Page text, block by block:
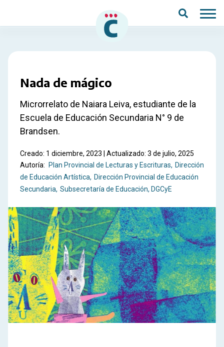
Nada de mágico
Microrrelato de Naiara Leiva, estudiante de la
Escuela de Educación Secundaria N° 9 de
Brandsen.
Creado: 1 diciembre, 2023 | Actualizado: 3 de julio, 2025
Autoría:
Plan Provincial de Lecturas y Escrituras
Dirección
de Educación Artística
Dirección Provincial de Educación
Secundaria Subsecretaría de Educación, DGCyE